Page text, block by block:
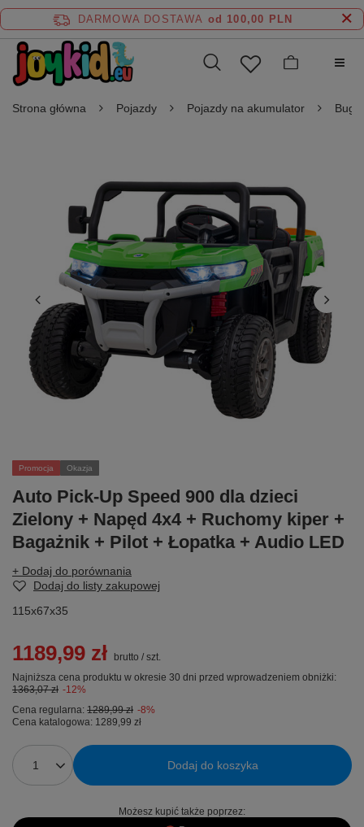
DARMOWA DOSTAWA od 100,00 PLN
Strona główna Pojazdy Pojazdy na akumulator
Promocja Okazja
Auto Pick-Up Speed 900 dla dzieci
Zielony + Napęd 4x4 + Ruchomy kiper +
Bagażnik + Pilot + Łopatka + Audio LED
+ Dodaj do porównania
Dodaj do listy zakupowej
115x67x35
1189,99 zł brutto / szt.
Najniższa cena produktu w okresie 30 dni przed wprowadzeniem obniżki:
1363,07 zł -12%
Cena regularna: 1289,99 zł -8%
Cena katalogowa: 1289,99 zł
Dodaj do koszyka
Możesz kupić także poprzez: